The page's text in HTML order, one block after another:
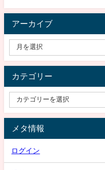
アーカイブ
カテゴリー
メタ情報
ログイン